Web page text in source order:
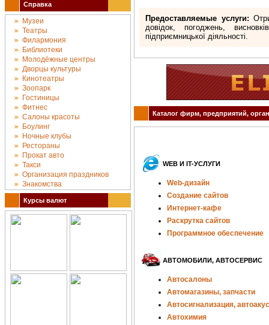
Справка
Музеи
Театры
Филармония
Библиотеки
Молодёжные центры
Дворцы культуры
Кинотеатры
Зоопарк
Гостиницы
Фитнес
Салоны красоты
Боулинг
Ночные клубы
Рестораны
Прокат авто
Такси
Организация праздников
Знакомства
Курсы валют
Предоставляемые услуги:
довідок, погоджень,
підприємницької діяльності.
Каталог фирм, предприятий,
WEB И IT-УСЛУГИ
Web-дизайн
Создание сайтов
Интернет-кафе
Раскрутка сайтов
Программное обеспечение
АВТОМОБИЛИ, АВТОСЕРВИС
Автосалоны
Автомагазины, запчасти
Автосигнализация,
Автохимия